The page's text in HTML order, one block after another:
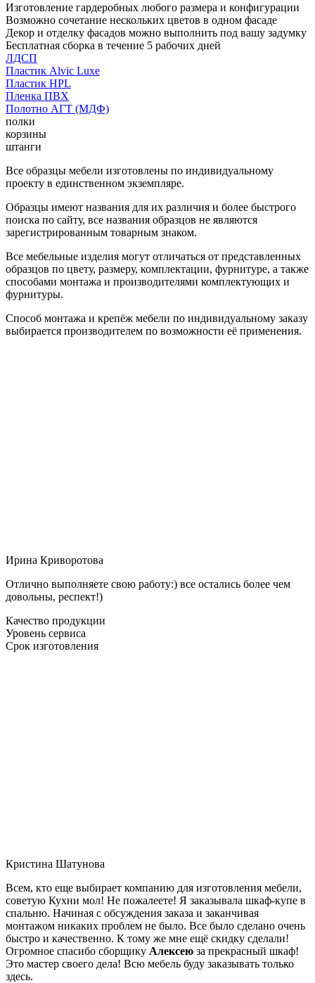
Изготовление гардеробных любого размера и конфигурации
Возможно сочетание нескольких цветов в одном фасаде
Декор и отделку фасадов можно выполнить под вашу задумку
Бесплатная сборка в течение 5 рабочих дней
ЛДСП
Пластик Alvic Luxe
Пластик HPL
Пленка ПВХ
Полотно АГТ (МДФ)
полки
корзины
штанги
Все образцы мебели изготовлены по индивидуальному
проекту в единственном экземпляре.
Образцы имеют названия для их различия и более быстрого
поиска по сайту, все названия образцов не являются
зарегистрированным товарным знаком.
Все мебельные изделия могут отличаться от представленных
образцов по цвету, размеру, комплектации, фурнитуре, а также
способами монтажа и производителями комплектующих и
фурнитуры.
Способ монтажа и крепёж мебели по индивидуальному заказу
выбирается производителем по возможности её применения.
Ирина Криворотова
Отлично выполняете свою работу:) все остались более чем
довольны, респект!)
Качество продукции
Уровень сервиса
Срок изготовления
Кристина Шатунова
Всем, кто еще выбирает компанию для изготовления мебели,
советую Кухни мол! Не пожалеете! Я заказывала шкаф-купе в
спальню. Начиная с обсуждения заказа и заканчивая
монтажом никаких проблем не было. Все было сделано очень
быстро и качественно. К тому же мне ещё скидку сделали!
Огромное спасибо сборщику Алексею за прекрасный шкаф!
Это мастер своего дела! Всю мебель буду заказывать только
здесь.